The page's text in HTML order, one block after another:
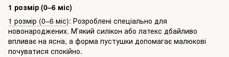
1 розмір (0–6 міс)
1 розмір (0–6 міс): Розроблені спеціально для
новонароджених. М’який силікон або латекс дбайливо
впливає на ясна, а форма пустушки допомагає малюкові
почуватися спокійно.